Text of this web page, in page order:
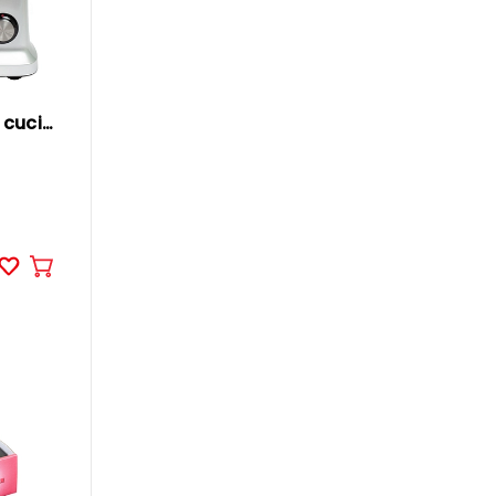
OHMEX Robot da cucina multifunzione
Aggiungere